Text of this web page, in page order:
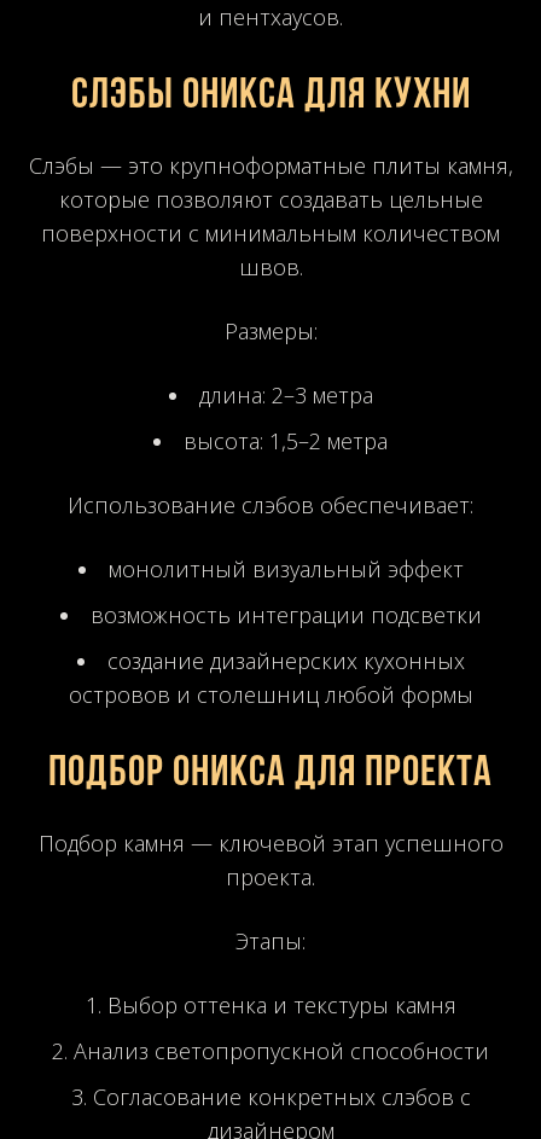
и пентхаусов.
Слэбы оникса для кухни
Слэбы — это крупноформатные плиты камня,
которые позволяют создавать цельные
поверхности с минимальным количеством
швов.
Размеры:
длина: 2–3 метра
высота: 1,5–2 метра
Использование слэбов обеспечивает:
монолитный визуальный эффект
возможность интеграции подсветки
создание дизайнерских кухонных
островов и столешниц любой формы
Подбор оникса для проекта
Подбор камня — ключевой этап успешного
проекта.
Этапы:
Выбор оттенка и текстуры камня
Анализ светопропускной способности
Согласование конкретных слэбов с
дизайнером